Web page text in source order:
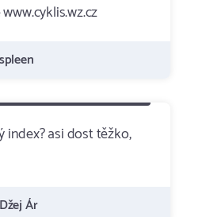
spleen
index? asi dost těžko,
Džej Ár